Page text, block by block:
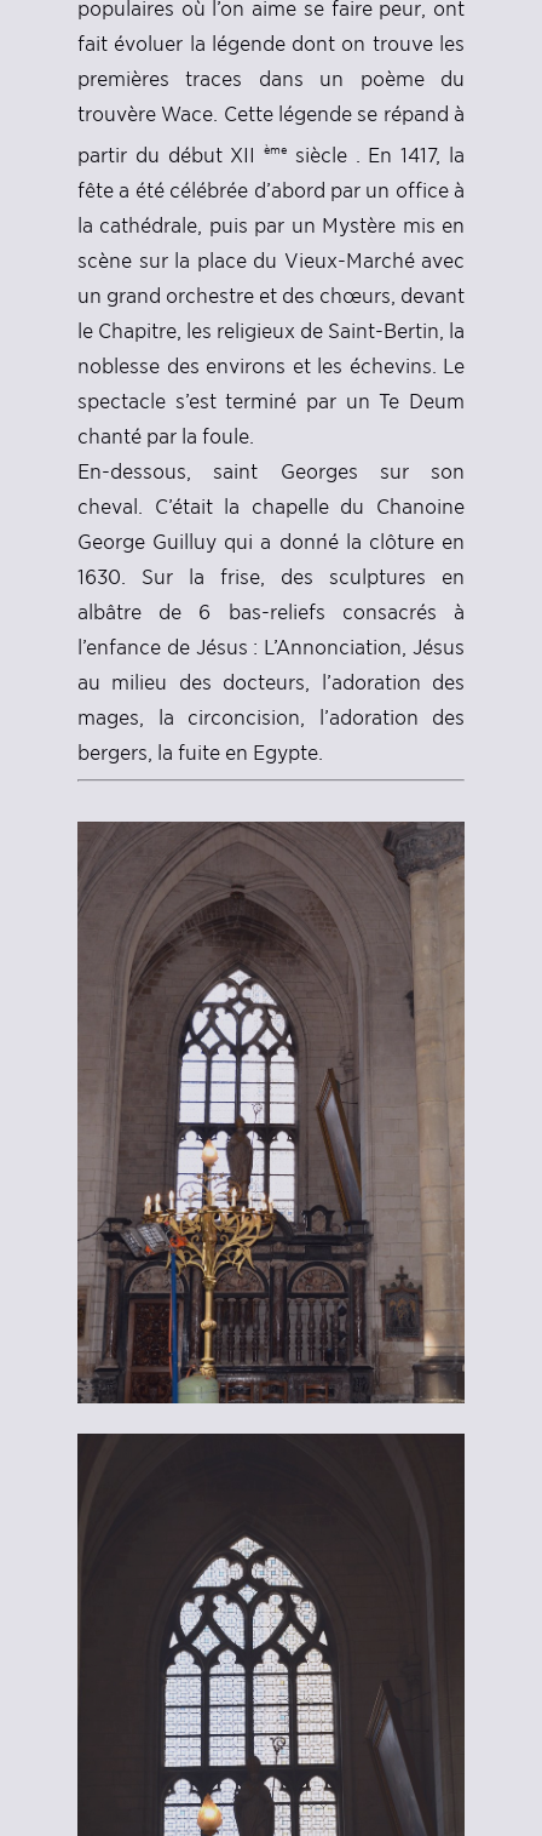
populaires où l’on aime se faire peur, ont
fait évoluer la légende dont on trouve les
premières traces dans un poème du
trouvère Wace. Cette légende se répand à
partir du début XIIème siècle . En 1417, la
fête a été célébrée d’abord par un office à
la cathédrale, puis par un Mystère mis en
scène sur la place du Vieux-Marché avec
un grand orchestre et des chœurs, devant
le Chapitre, les religieux de Saint-Bertin, la
noblesse des environs et les échevins. Le
spectacle s’est terminé par un Te Deum
chanté par la foule.
En-dessous, saint Georges sur son
cheval. C’était la chapelle du Chanoine
George Guilluy qui a donné la clôture en
1630. Sur la frise, des sculptures en
albâtre de 6 bas-reliefs consacrés à
l’enfance de Jésus : L’Annonciation, Jésus
au milieu des docteurs, l’adoration des
mages, la circoncision, l’adoration des
bergers, la fuite en Egypte.